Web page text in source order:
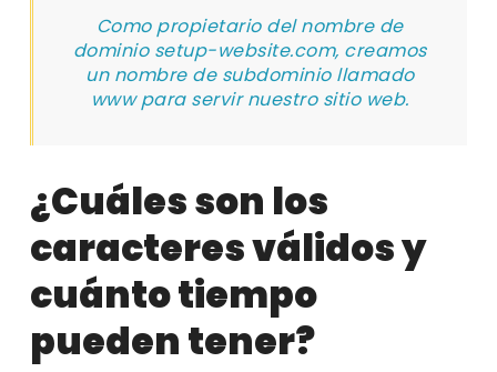
Como propietario del nombre de
dominio setup-website.com, creamos
un nombre de subdominio llamado
www para servir nuestro sitio web.
¿Cuáles son los
caracteres válidos y
cuánto tiempo
pueden tener?